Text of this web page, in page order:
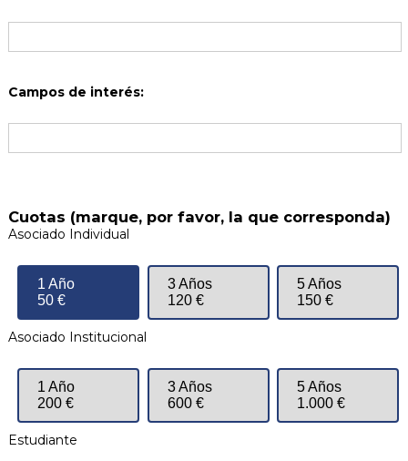
Campos de interés:
Cuotas (marque, por favor, la que corresponda)
Asociado Individual
1 Año
50 €
3 Años
120 €
5 Años
150 €
Asociado Institucional
1 Año
200 €
3 Años
600 €
5 Años
1.000 €
Estudiante